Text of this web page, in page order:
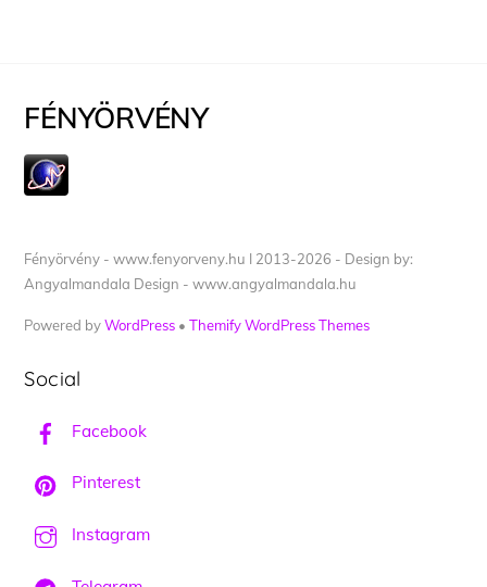
FÉNYÖRVÉNY
Fényörvény - www.fenyorveny.hu I 2013-2026 - Design by:
Angyalmandala Design - www.angyalmandala.hu
Powered byWordPress •Themify WordPress Themes
Social
Facebook
Pinterest
Instagram